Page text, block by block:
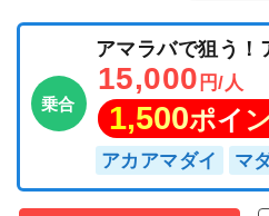
乗合
アマラバで狙う！
15,000 円/人
1,500ポイ
アカアマダイ マ